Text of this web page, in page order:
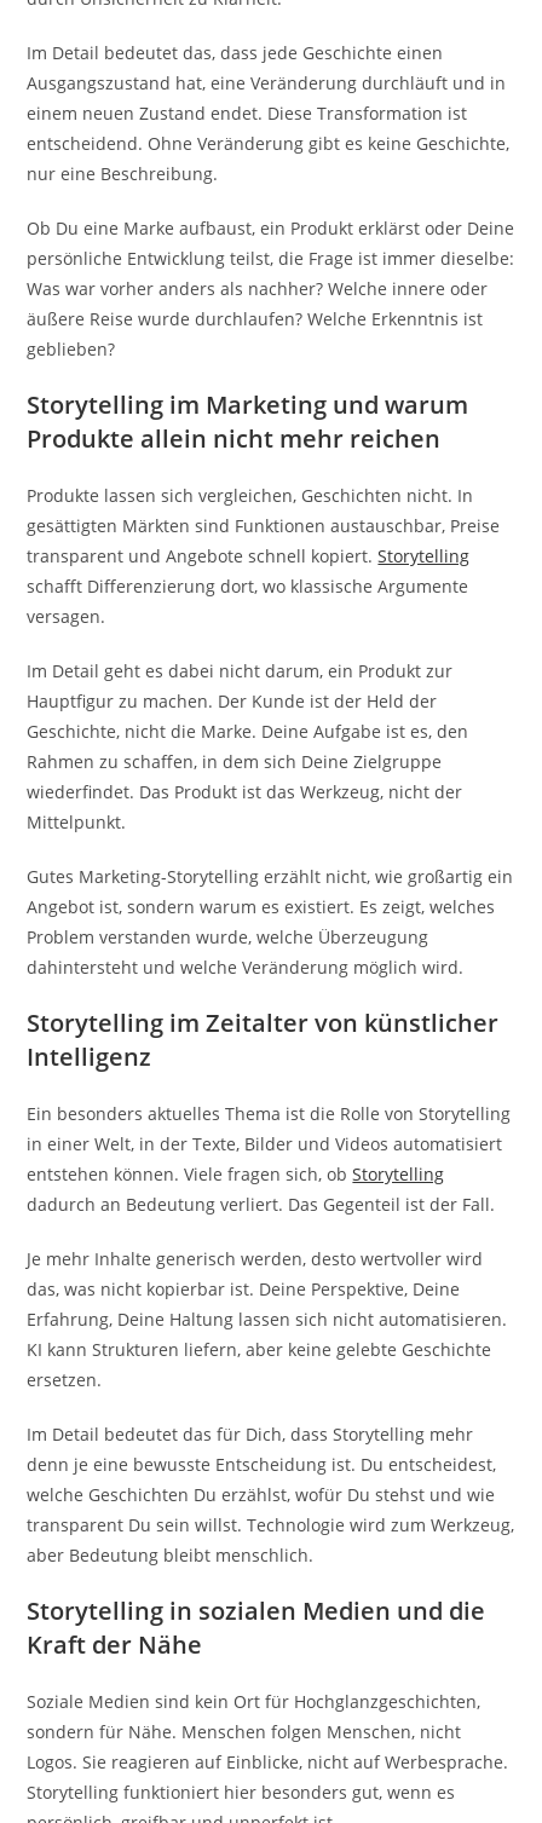
Im Detail bedeutet das, dass jede Geschichte einen
Ausgangszustand hat, eine Veränderung durchläuft und in
einem neuen Zustand endet. Diese Transformation ist
entscheidend. Ohne Veränderung gibt es keine Geschichte,
nur eine Beschreibung.
Ob Du eine Marke aufbaust, ein Produkt erklärst oder Deine
persönliche Entwicklung teilst, die Frage ist immer dieselbe:
Was war vorher anders als nachher? Welche innere oder
äußere Reise wurde durchlaufen? Welche Erkenntnis ist
geblieben?
Storytelling im Marketing und warum
Produkte allein nicht mehr reichen
Produkte lassen sich vergleichen, Geschichten nicht. In
gesättigten Märkten sind Funktionen austauschbar, Preise
transparent und Angebote schnell kopiert.Storytelling
schafft Differenzierung dort, wo klassische Argumente
versagen.
Im Detail geht es dabei nicht darum, ein Produkt zur
Hauptfigur zu machen. Der Kunde ist der Held der
Geschichte, nicht die Marke. Deine Aufgabe ist es, den
Rahmen zu schaffen, in dem sich Deine Zielgruppe
wiederfindet. Das Produkt ist das Werkzeug, nicht der
Mittelpunkt.
Gutes Marketing-Storytelling erzählt nicht, wie großartig ein
Angebot ist, sondern warum es existiert. Es zeigt, welches
Problem verstanden wurde, welche Überzeugung
dahintersteht und welche Veränderung möglich wird.
Storytelling im Zeitalter von künstlicher
Intelligenz
Ein besonders aktuelles Thema ist die Rolle von Storytelling
in einer Welt, in der Texte, Bilder und Videos automatisiert
entstehen können. Viele fragen sich, obStorytelling
dadurch an Bedeutung verliert. Das Gegenteil ist der Fall.
Je mehr Inhalte generisch werden, desto wertvoller wird
das, was nicht kopierbar ist. Deine Perspektive, Deine
Erfahrung, Deine Haltung lassen sich nicht automatisieren.
KI kann Strukturen liefern, aber keine gelebte Geschichte
ersetzen.
Im Detail bedeutet das für Dich, dass Storytelling mehr
denn je eine bewusste Entscheidung ist. Du entscheidest,
welche Geschichten Du erzählst, wofür Du stehst und wie
transparent Du sein willst. Technologie wird zum Werkzeug,
aber Bedeutung bleibt menschlich.
Storytelling in sozialen Medien und die
Kraft der Nähe
Soziale Medien sind kein Ort für Hochglanzgeschichten,
sondern für Nähe. Menschen folgen Menschen, nicht
Logos. Sie reagieren auf Einblicke, nicht auf Werbesprache.
Storytelling funktioniert hier besonders gut, wenn es